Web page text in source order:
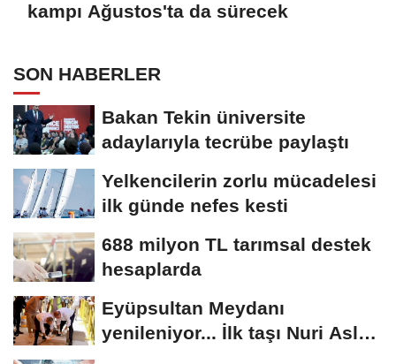
kampı Ağustos'ta da sürecek
SON HABERLER
Bakan Tekin üniversite
adaylarıyla tecrübe paylaştı
Yelkencilerin zorlu mücadelesi
ilk günde nefes kesti
688 milyon TL tarımsal destek
hesaplarda
Eyüpsultan Meydanı
yenileniyor... İlk taşı Nuri Aslan